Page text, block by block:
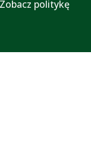
Zobacz politykę